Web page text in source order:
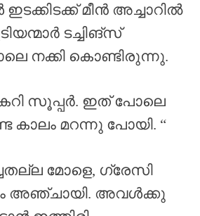
മീൻ അച്ചാറിൽ
ടച്ചിങ്‌സ്
നക്കി കൊണ്ടിരുന്നു.
കറി സൂപ്പർ. ഇത് പോലെ
മറന്നു പോയി. “
മോളെ, ഗ്രേസി
അഞ്ചായി. അവൾക്കു